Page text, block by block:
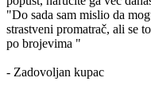
"Do sada sam mislio da
strastveni promatrač, ali se
po brojevima "
- Zadovoljan kupac